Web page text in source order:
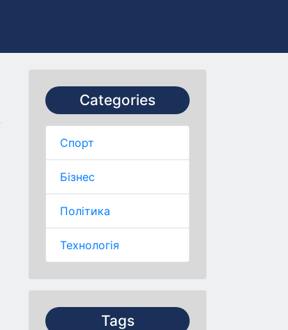
Categories
Спорт
Бізнес
Політика
Технологія
Tags